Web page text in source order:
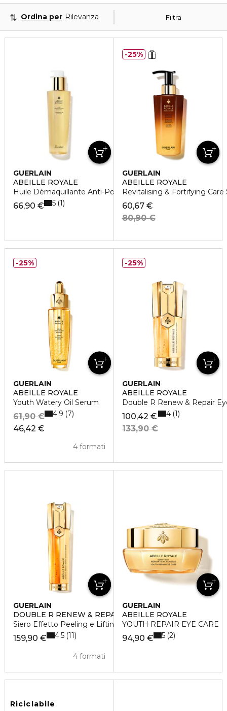
Filtra
Ordina per Rilevanza
GUERLAIN
ABEILLE ROYALE
Huile Démaquillante Anti-Pollution
66,90 € 5 1
GUERLAIN
ABEILLE ROYALE
Revitalising & Fortifying Care
60,67 €
80,90 €
25%
GUERLAIN
ABEILLE ROYALE
Youth Watery Oil Serum
46,42 €
61,90 €
4 formati
4.9 7
25%
GUERLAIN
ABEILLE ROYALE
Double R Renew & Repair
100,42 €
133,90 €
4 1
25%
GUERLAIN
DOUBLE R RENEW & REPAIR ADVANCED SERUM
Siero Effetto Peeling e Lifting
159,90 €
4 formati
4.5 11
GUERLAIN
ABEILLE ROYALE
YOUTH REPAIR EYE CARE
94,90 € 5 2
Riciclabile